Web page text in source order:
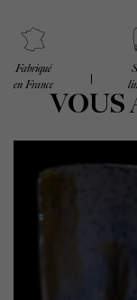
Fabriqué
en France
VOUS